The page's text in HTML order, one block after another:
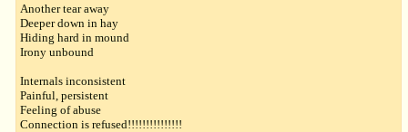
Another tear away
Deeper down in hay
Hiding hard in mound
Irony unbound
Internals inconsistent
Painful, persistent
Feeling of abuse
Connection is refused!!!!!!!!!!!!!!!